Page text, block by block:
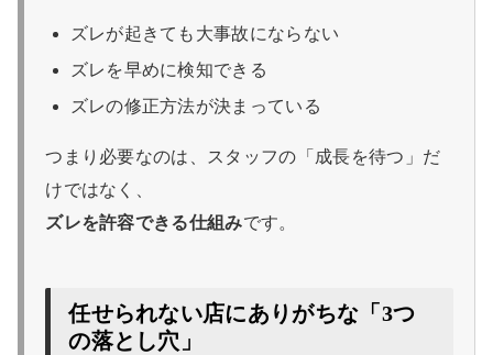
ズレが起きても大事故にならない
ズレを早めに検知できる
ズレの修正方法が決まっている
つまり必要なのは、スタッフの「成長を待つ」だ
けではなく、
ズレを許容できる仕組みです。
任せられない店にありがちな「3つ
の落とし穴」